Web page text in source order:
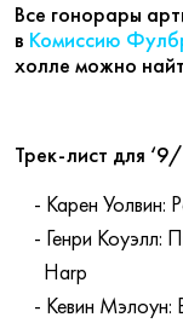
Все гонорары
в Комиссию
холле можно
Трек-лист для ‘9/
Карен
Генри Коуэлл:
Harp
Кевин Мэлоун: